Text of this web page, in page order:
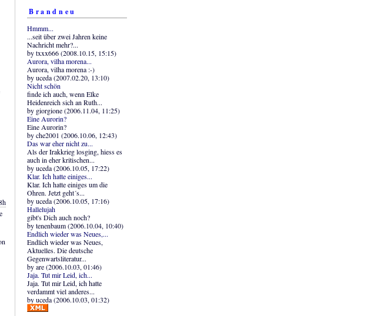
Brandneu
Hmmm...
...seit über zwei Jahren keine
Nachricht mehr?...
by txxx666 (2008.10.15, 15:15)
Aurora, vilha morena...
Aurora, vilha morena :-)
by uceda (2007.02.20, 13:10)
Nicht schön
finde ich auch, wenn Elke
Heidenreich sich an Ruth...
by giorgione (2006.11.04, 11:25)
Eine Aurorin?
Eine Aurorin?
by che2001 (2006.10.06, 12:43)
Das war eher nicht zu...
Als der Irakkrieg losging, hiess es
auch in eher kritischen...
by uceda (2006.10.05, 17:22)
Klar. Ich hatte einiges...
Klar. Ich hatte einiges um die
Ohren. Jetzt geht´s...
by uceda (2006.10.05, 17:16)
Hallelujah
gibt's Dich auch noch?
by tenenbaum (2006.10.04, 10:40)
Endlich wieder was Neues,...
Endlich wieder was Neues,
Aktuelles. Die deutsche
Gegenwartsliteratur...
by are (2006.10.03, 01:46)
Jaja. Tut mir Leid, ich...
Jaja. Tut mir Leid, ich hatte
verdammt viel anderes...
by uceda (2006.10.03, 01:32)